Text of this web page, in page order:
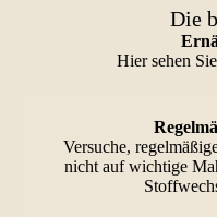
Die
Hier sehen
Versuche,
nicht auf wichtige